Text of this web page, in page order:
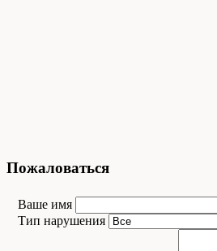
Пожаловаться
Ваше имя
Тип нарушения